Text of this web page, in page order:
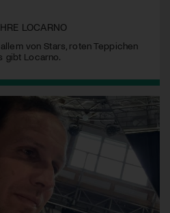
LOCARNO
von Stars, roten Teppichen
gibt Locarno.